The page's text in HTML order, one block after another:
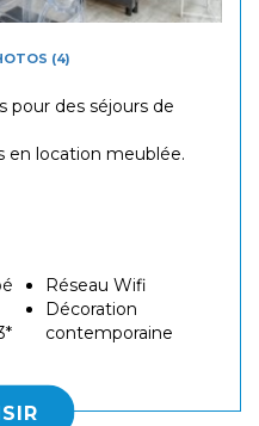
(4)
pour des séjours de
en location meublée.
Réseau Wifi
Décoration
contemporaine